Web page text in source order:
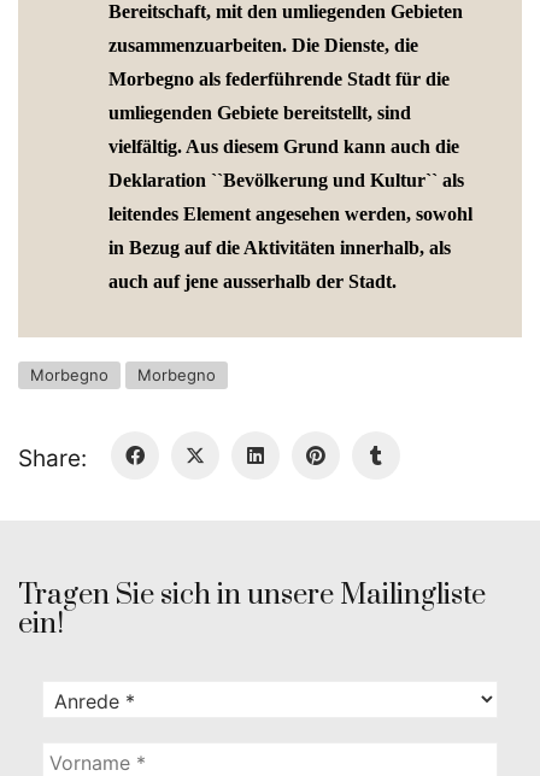
Bereitschaft, mit den umliegenden Gebieten
zusammenzuarbeiten. Die Dienste, die
Morbegno als federführende Stadt für die
umliegenden Gebiete bereitstellt, sind
vielfältig. Aus diesem Grund kann auch die
Deklaration ``Bevölkerung und Kultur`` als
leitendes Element angesehen werden, sowohl
in Bezug auf die Aktivitäten innerhalb, als
auch auf jene ausserhalb der Stadt.
Morbegno Morbegno
Share:
Tragen Sie sich in unsere Mailingliste
ein!